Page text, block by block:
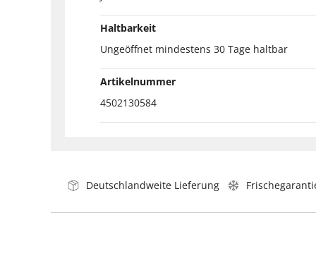
Haltbarkeit
Ungeöffnet mindestens 30 Tage haltbar
Artikelnummer
4502130584
Deutschlandweite Lieferung